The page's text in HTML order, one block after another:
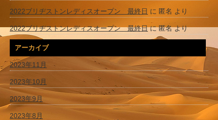
2022ブリヂストンレディスオープン 最終日 に 匿名 より
2022ブリヂストンレディスオープン 最終日に匿名より
アーカイブ
2023年11月
2023年10月
2023年9月
2023年8月